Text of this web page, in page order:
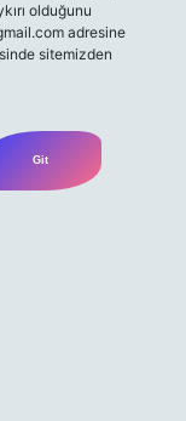
olduğunu
adresine
sitemizden